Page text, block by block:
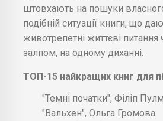
штовхають на пошуки
подібній ситуації книги, що
животрепетні життєві питання
залпом, на одному диханні.
ТОП-15 найкращих книг для
"Темні початки", Філіп
"Вальхен", Ольга Громова